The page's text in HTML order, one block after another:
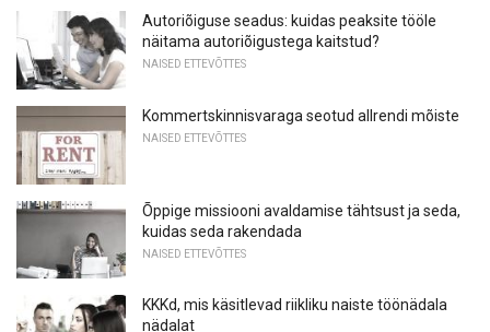
Autoriõiguse seadus: kuidas peaksite tööle
näitama autoriõigustega kaitstud?
NAISED ETTEVÕTTES
Kommertskinnisvaraga seotud allrendi mõiste
NAISED ETTEVÕTTES
Õppige missiooni avaldamise tähtsust ja seda,
kuidas seda rakendada
NAISED ETTEVÕTTES
KKKd, mis käsitlevad riikliku naiste töönädala
nädalat